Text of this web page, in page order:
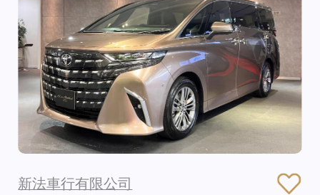
新法車行有限公司